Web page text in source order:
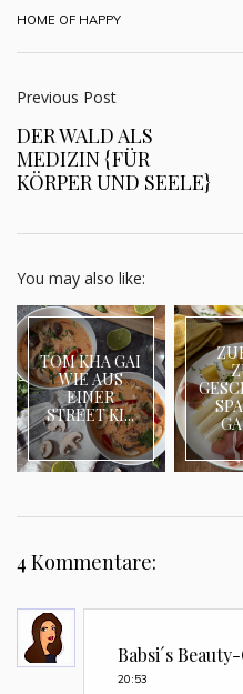
HOME OF HAPPY
Previous Post
DER WALD ALS
MEDIZIN {FÜR
KÖRPER UND SEELE}
You may also like:
TOM KHA GAI
WIE AUS
EINER
STREET KI...
4 Kommentare:
Babsi´s
20:53